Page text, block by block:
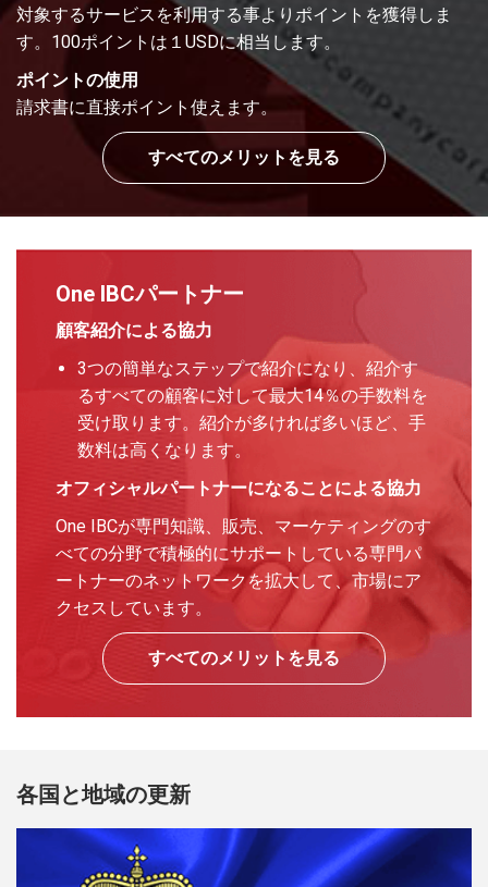
対象するサービスを利用する事よりポイントを獲得しま
す。100ポイントは１USDに相当します。
ポイントの使用
請求書に直接ポイント使えます。
すべてのメリットを見る
One IBCパートナー
顧客紹介による協力
3つの簡単なステップで紹介になり、紹介す
るすべての顧客に対して最大14％の手数料を
受け取ります。紹介が多ければ多いほど、手
数料は高くなります。
オフィシャルパートナーになることによる協力
One IBCが専門知識、販売、マーケティングのす
べての分野で積極的にサポートしている専門パ
ートナーのネットワークを拡大して、市場にア
クセスしています。
すべてのメリットを見る
各国と地域の更新